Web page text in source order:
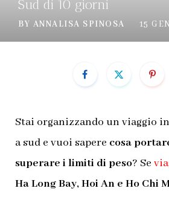
Sud di 10 giorni
BY ANNALISA SPINOSA 15
Stai organizzando un viaggio
a sud e vuoi sapere cosa
superare i limiti di peso? Se
Ha Long Bay, Hoi An e Ho Chi